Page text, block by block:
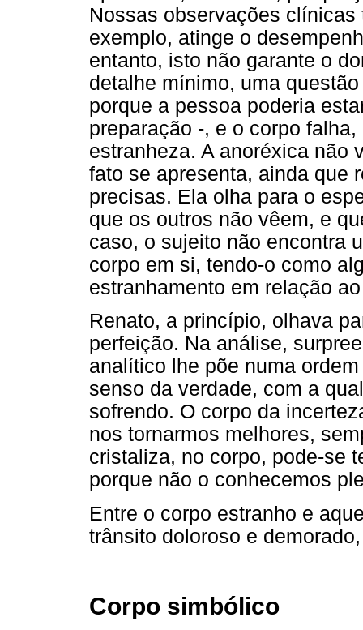
Nossas observações
exemplo, atinge o
entanto, isto não garante o
detalhe mínimo, uma
porque a pessoa poderia
preparação -, e o corpo
estranheza. A anoréxica não
fato se apresenta, ainda que
precisas. Ela olha para o
que os outros não vêem, e
caso, o sujeito não encontra
corpo em si, tendo-o como
estranhamento em relação
Renato, a princípio, olhava
perfeição. Na análise,
analítico lhe põe numa
senso da verdade, com a
sofrendo. O corpo da
nos tornarmos melhores,
cristaliza, no corpo, pode-se
porque não o conhecemos
Entre o corpo estranho e
trânsito doloroso e
Corpo simbólico